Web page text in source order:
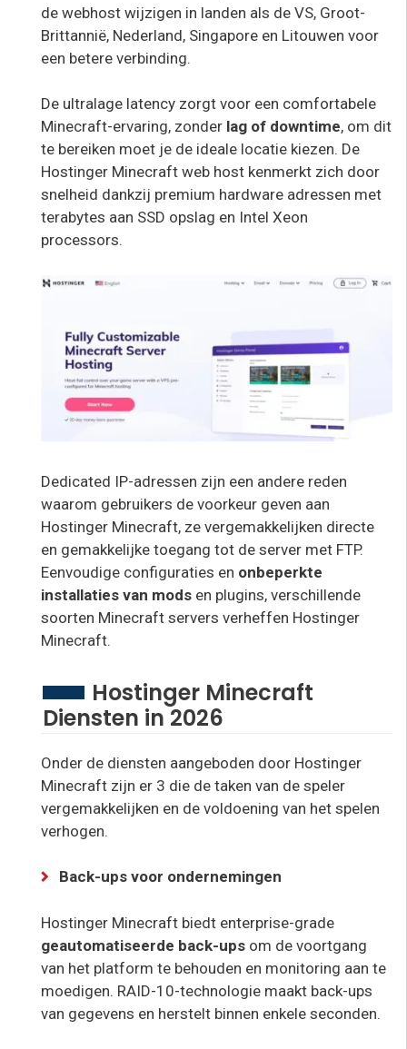
de webhost wijzigen in landen als de VS, Groot-
Brittannië, Nederland, Singapore en Litouwen voor
een betere verbinding.
De ultralage latency zorgt voor een comfortabele
Minecraft-ervaring, zonder lag of downtime, om dit
te bereiken moet je de ideale locatie kiezen. De
Hostinger Minecraft web host kenmerkt zich door
snelheid dankzij premium hardware adressen met
terabytes aan SSD opslag en Intel Xeon
processors.
Dedicated IP-adressen zijn een andere reden
waarom gebruikers de voorkeur geven aan
Hostinger Minecraft, ze vergemakkelijken directe
en gemakkelijke toegang tot de server met FTP.
Eenvoudige configuraties en onbeperkte
installaties van mods en plugins, verschillende
soorten Minecraft servers verheffen Hostinger
Minecraft.
Hostinger Minecraft
Diensten in 2026
Onder de diensten aangeboden door Hostinger
Minecraft zijn er 3 die de taken van de speler
vergemakkelijken en de voldoening van het spelen
verhogen.
Back-ups voor ondernemingen
Hostinger Minecraft biedt enterprise-grade
geautomatiseerde back-ups om de voortgang
van het platform te behouden en monitoring aan te
moedigen. RAID-10-technologie maakt back-ups
van gegevens en herstelt binnen enkele seconden.